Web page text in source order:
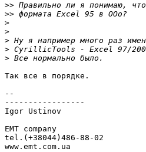
>>
>>
>
>
>
>
>
Так все в порядке.
--
-----------------
Igor Ustinov
EMT company
tel.(+38044)486-88-02
www.emt.com.ua